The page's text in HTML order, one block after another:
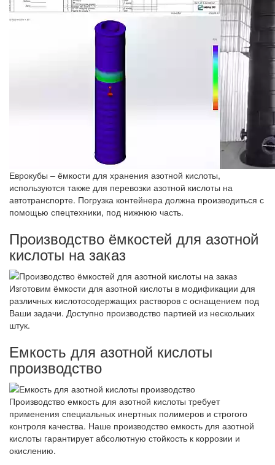
Еврокубы – ёмкости для хранения азотной кислоты,
используются также для перевозки азотной кислоты на
автотранспорте. Погрузка контейнера должна производиться с
помощью спецтехники, под нижнюю часть.
Производство ёмкостей для азотной
кислоты на заказ
Изготовим ёмкости для азотной кислоты в модификации для
различных кислотосодержащих растворов с оснащением под
Ваши задачи. Доступно производство партией из нескольких
штук.
Емкость для азотной кислоты
производство
Производство емкость для азотной кислоты требует
применения специальных инертных полимеров и строгого
контроля качества. Наше производство емкость для азотной
кислоты гарантирует абсолютную стойкость к коррозии и
окислению.